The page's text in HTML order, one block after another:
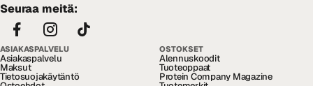
Seuraa meitä:
ASIAKASPALVELU
Asiakaspalvelu
Maksut
Tietosuojakäytäntö
OSTOKSET
Alennuskoodit
Tuoteoppaat
Protein Company Magazine